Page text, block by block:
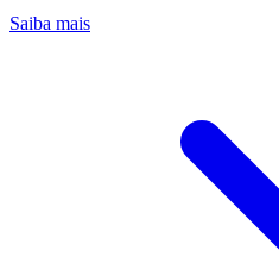
Saiba mais